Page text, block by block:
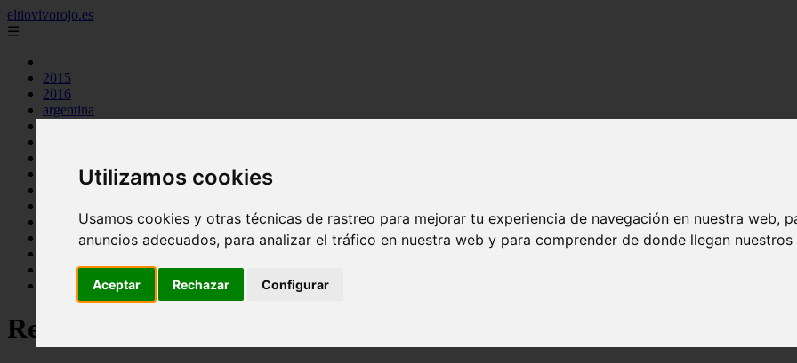
Utilizamos cookies
Usamos cookies y otras técnicas de rastreo para mejorar tu experiencia de navegación en nuestra web,
anuncios adecuados, para analizar el tráfico en nuestra web y para comprender de donde llegan nuestros
Aceptar Rechazar Configurar
eltiovivorojo.es
☰
2015
2016
argentina
huevos
mariscos
postres
producto
venezuela
Recetas faciles y rápidas